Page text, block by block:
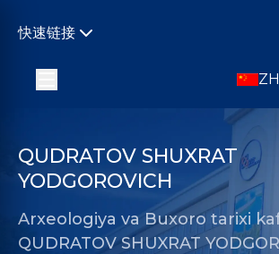
快速链接
QUDRATOV SHUXRAT
YODGOROVICH
Arxeologiya va Buxoro tarixi
QUDRATOV SHUXRAT